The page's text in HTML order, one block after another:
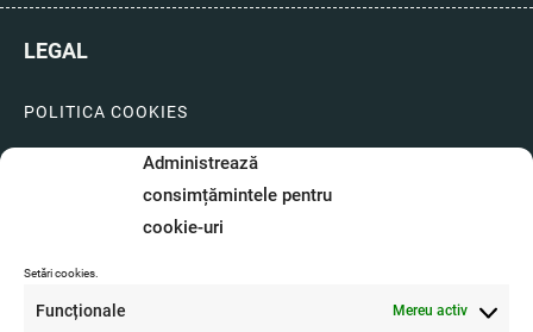
Administrează
consimțămintele pentru
cookie-uri
Setări cookies.
Funcționale Mereu activ
LEGAL
POLITICA COOKIES
LIVRARI SI PLATI
GARANTIE SI SERVICE